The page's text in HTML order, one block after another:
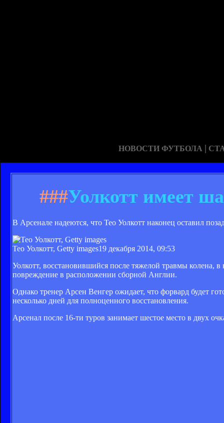
НОВОСТИ ФУТБОЛА |
###Уолкотт имеет
В Арсенале надеются, что Тео Уолкотт наконец оставил
Тео Уолкотт, Getty images19 декабря 2014, 09:53
Уолкотт, восстановившийся после тяжелой травмы колена,
повреждение в расположении сборной Англии.
Однако тренер Арсен Венгер ожидает, что форвард будет
несколько дней для полноценного восстановления.
Арсенал после 16-ти туров занимает шестое место в двух